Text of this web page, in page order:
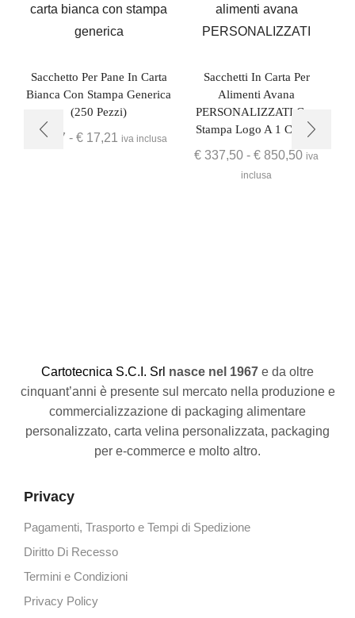
Sacchetto Per Pane In Carta
Bianca Con Stampa Generica
(250 Pezzi)
8,67 - €17,21 iva inclusa
Sacchetti In Carta Per
Alimenti Avana
PERSONALIZZATI Con
Stampa Logo A 1 Colore
€ 337,50 - € 850,50 iva
inclusa
Cartotecnica S.C.I. Srl nasce nel 1967 e da oltre
cinquant’anni è presente sul mercato nella produzione e
commercializzazione di packaging alimentare
personalizzato, carta velina personalizzata, packaging
per e-commerce e molto altro.
Privacy
Pagamenti, Trasporto e Tempi di Spedizione
Diritto Di Recesso
Termini e Condizioni
Privacy Policy